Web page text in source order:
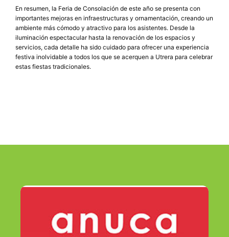
En resumen, la Feria de Consolación de este año se presenta con
importantes mejoras en infraestructuras y ornamentación, creando un
ambiente más cómodo y atractivo para los asistentes. Desde la
iluminación espectacular hasta la renovación de los espacios y
servicios, cada detalle ha sido cuidado para ofrecer una experiencia
festiva inolvidable a todos los que se acerquen a Utrera para celebrar
estas fiestas tradicionales.